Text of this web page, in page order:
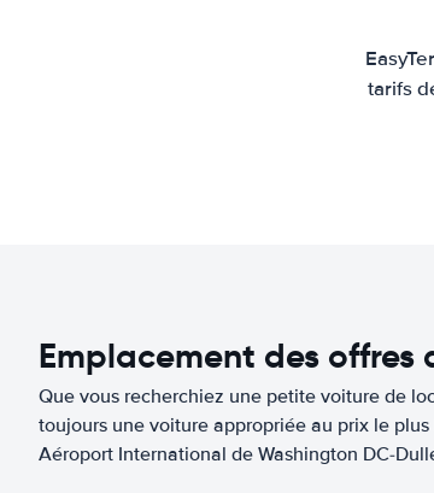
tarifs
Emplacement des
Que vous recherchiez une petite voiture de
toujours une voiture appropriée au prix le
Aéroport International de Washington DC-